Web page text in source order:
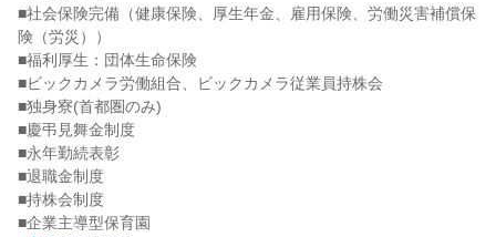
■社会保険完備（健康保険、厚生年金、雇用保険、労働災害補償保
険（労災））
■福利厚生：団体生命保険
■ビックカメラ労働組合、ビックカメラ従業員持株会
■独身寮(首都圏のみ)
■慶弔見舞金制度
■永年勤続表彰
■退職金制度
■持株会制度
■企業主導型保育園